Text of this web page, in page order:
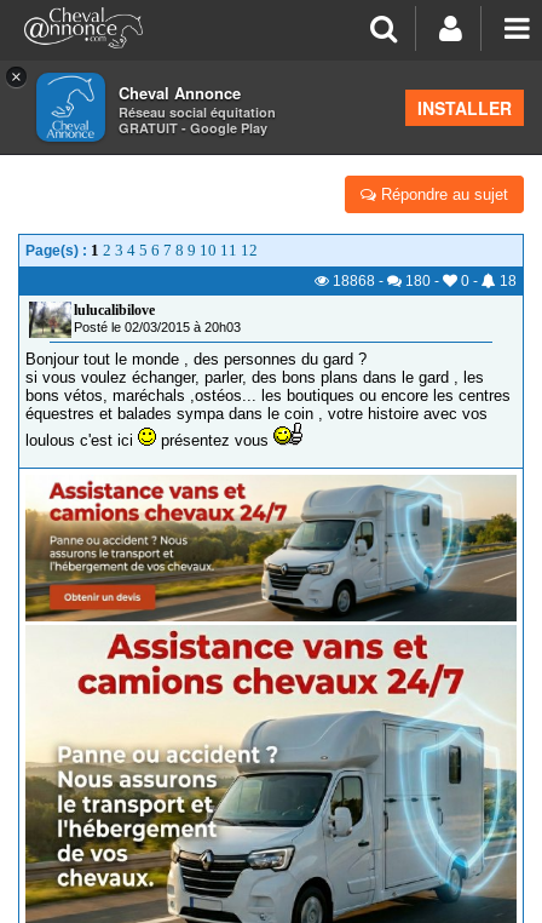
×
Cheval Annonce
Réseau social équitation
GRATUIT - Google Play
INSTALLER
>Les groupes régionaux>Languedoc Roussillon
LES CAVALIERS DU 30
Répondre au sujet
Page(s) : 1 2 3 4 5 6 7 8 9 10 11 12
18868 - 180 - 0 -
18
lulucalibilove
Posté le 02/03/2015 à 20h03
Bonjour tout le monde , des personnes du gard ?
si vous voulez échanger, parler, des bons plans dans le gard , les
bons vétos, maréchals ,ostéos... les boutiques ou encore les centres
équestres et balades sympa dans le coin , votre histoire avec vos
loulous c'est ici
présentez vous